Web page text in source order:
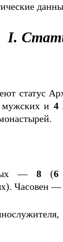
I.
статус
мужских и 4
—8(6
Часовен —